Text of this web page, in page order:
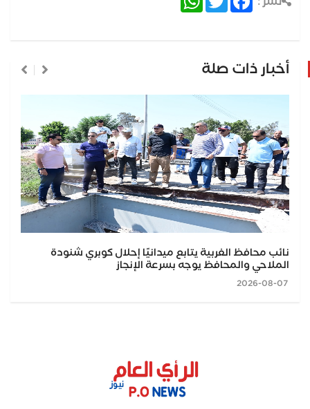
أخبار ذات صلة
نائب محافظ الغربية يتابع ميدانيًا إحلال كوبري شنودة
الملاحي والمحافظ يوجه بسرعة الإنجاز